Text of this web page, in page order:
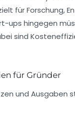
für Forschung,
ups hingegen
sind
für Gründer
und Ausgaben